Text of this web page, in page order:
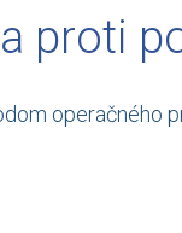
proti
operačného